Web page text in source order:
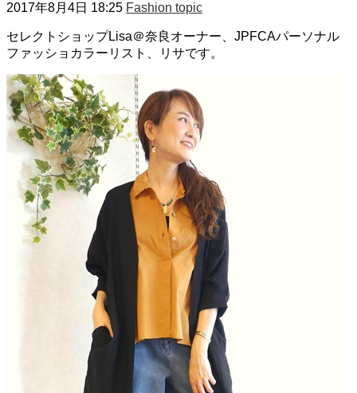
2017年8月4日 18:25 Fashion topic
セレクトショップLisa＠奈良オーナー、JPFCAパーソナル
ファッショカラーリスト、リサです。